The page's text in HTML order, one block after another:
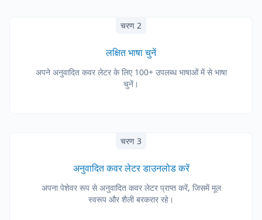
चरण 2
लक्षित भाषा चुनें
अपने अनुवादित कवर लेटर के लिए 100+ उपलब्ध भाषाओं में से भाषा
चुनें।
चरण 3
अनुवादित कवर लेटर डाउनलोड करें
अपना पेशेवर रूप से अनुवादित कवर लेटर प्राप्त करें, जिसमें मूल
स्वरूप और शैली बरकरार रहे।